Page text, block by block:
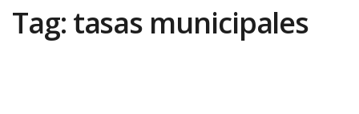
Tag: tasas municipales